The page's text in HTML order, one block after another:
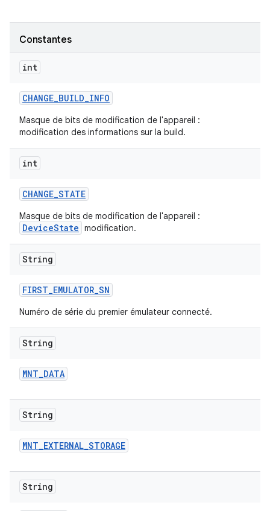
Constantes
int
CHANGE_BUILD_INFO
Masque de bits de modification de l'appareil :
modification des informations sur la build.
int
CHANGE_STATE
Masque de bits de modification de l'appareil :
DeviceState modification.
String
FIRST_EMULATOR_SN
Numéro de série du premier émulateur connecté.
String
MNT_DATA
String
MNT_EXTERNAL_STORAGE
String